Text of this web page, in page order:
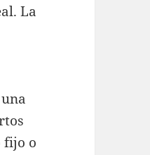
La
fijo o